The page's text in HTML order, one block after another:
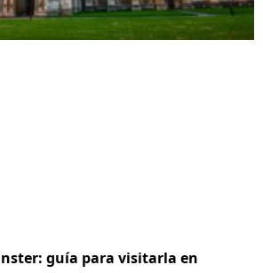
guía para visitarla en